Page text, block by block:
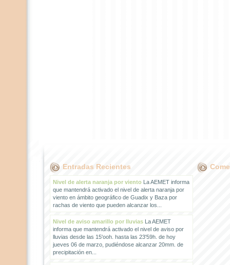
Entradas Recientes
Nivel de alerta naranja por vientoLa AEMET informa
que mantendrá activado el nivel de alerta naranja por
viento en ámbito geográfico de Guadix y Baza por
rachas de viento que pueden alcanzar los...
Nivel de aviso amarillo por lluviasLa AEMET
informa que mantendrá activado el nivel de aviso por
lluvias desde las 15'ooh. hasta las 23'59h. de hoy
jueves 06 de marzo, pudiéndose alcanzar 20mm. de
precipitación en...